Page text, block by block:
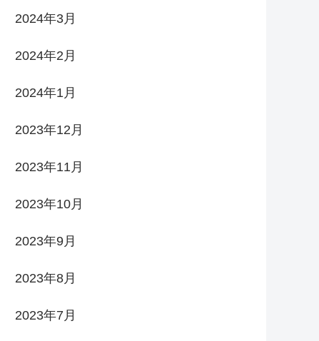
2024年3月
2024年2月
2024年1月
2023年12月
2023年11月
2023年10月
2023年9月
2023年8月
2023年7月